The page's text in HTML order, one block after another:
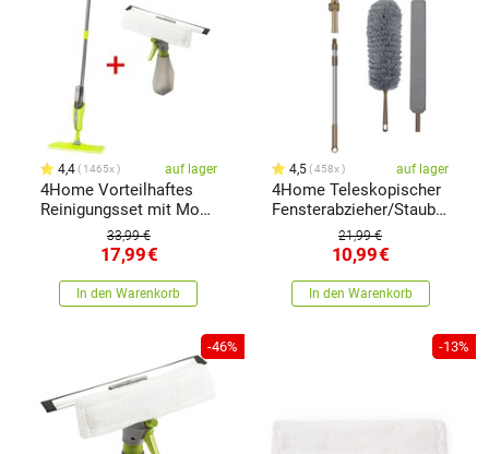
4,4 1465x auf lager
4Home Vorteilhaftes
Reinigungsset mit Mopp
und Fensterwischer
33,99 €
17,99€
In den Warenkorb
4,5 458x auf lager
4Home Teleskopischer
Fensterabzieher/Staubwedel
Rapid Clean 3in1
21,99 €
10,99€
In den Warenkorb
-46% -13%